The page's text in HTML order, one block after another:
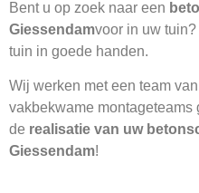
Bent u op zoek naar een
Giessendamvoor in uw tuin?
tuin in goede handen.
Wij werken met een team
vakbekwame
de realisatie van uw
Giessendam!